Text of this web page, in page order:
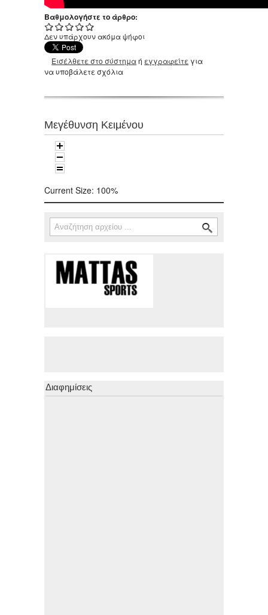
Βαθμολογήστε το άρθρο:
Δεν υπάρχουν ακόμα ψήφοι
Εισέλθετε στο σύστημαή εγγραφείτε για
να υποβάλετε σχόλια
Μεγέθυνση Κειμένου
Current Size: 100%
Φόρμα αναζήτησης
Αναζήτηση
Διαφημίσεις